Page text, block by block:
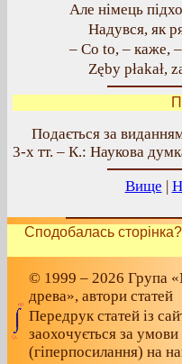
Але німець
Надувся, як
– Co to, – каже,
Zęby płakał,
Подається за
3-х тт. – К.: Наукова
Вище |
Сподобалась сторінка?
© 1999 – 2026 Група
древа», автори статей
Передрук статей із
заохочується за
(гіперпосилання) на